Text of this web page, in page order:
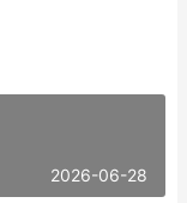
2026-06-28